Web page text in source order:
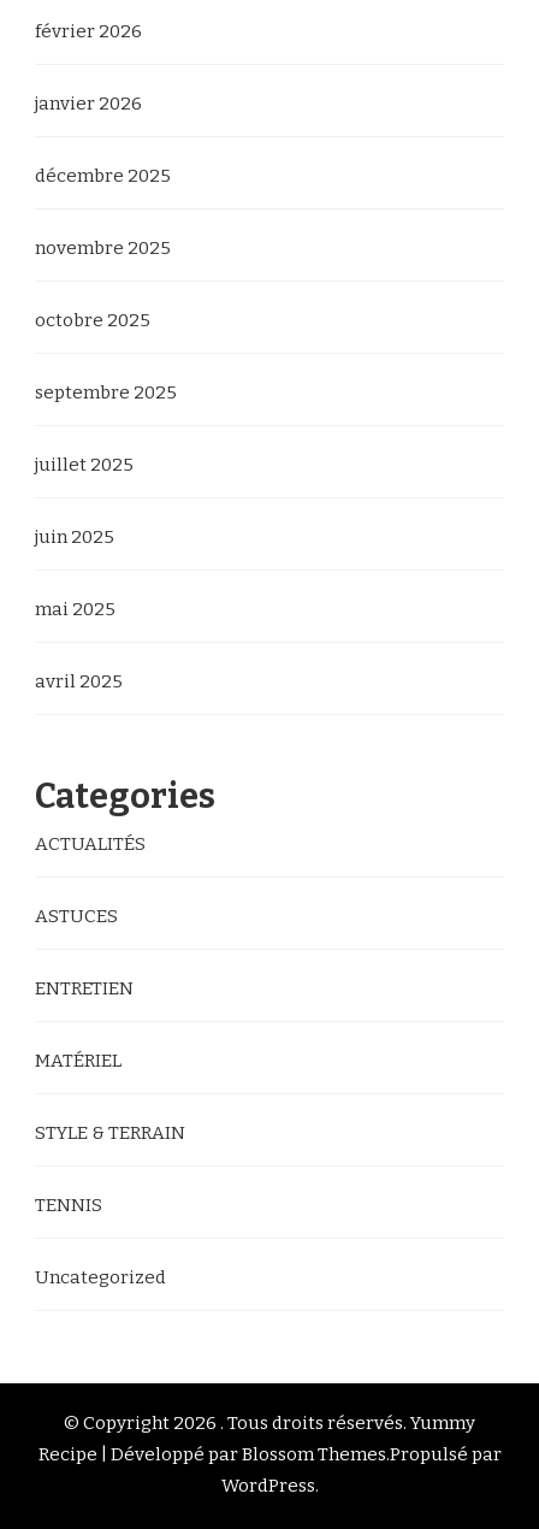
février 2026
janvier 2026
décembre 2025
novembre 2025
octobre 2025
septembre 2025
juillet 2025
juin 2025
mai 2025
avril 2025
Categories
ACTUALITÉS
ASTUCES
ENTRETIEN
MATÉRIEL
STYLE & TERRAIN
TENNIS
Uncategorized
© Copyright 2026 . Tous droits réservés.Yummy
Recipe | Développé parBlossom Themes.Propulsé par
WordPress.